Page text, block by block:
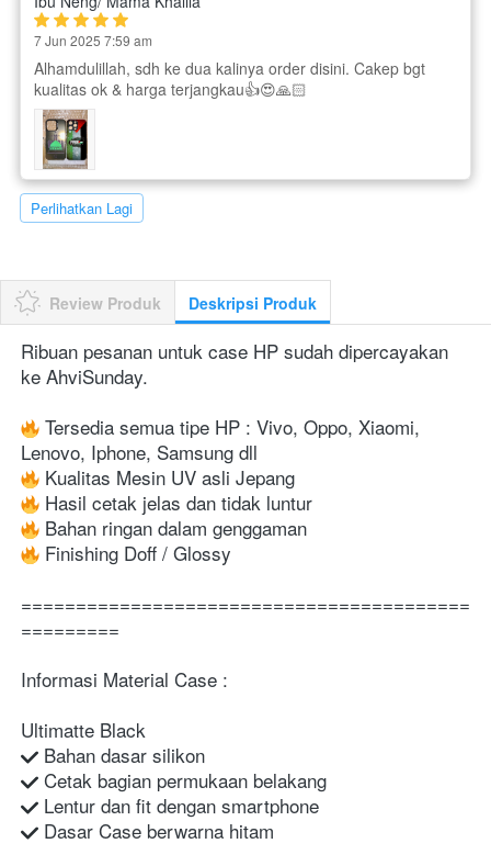
7 Jun 2025 7:59 am
Alhamdulillah, sdh ke dua kalinya order disini. Cakep bgt
kualitas ok & harga terjangkau👍😍🙏🏻
`Perlihatkan Lagi
Review Produk Deskripsi Produk
Ribuan pesanan untuk case HP sudah dipercayakan
ke AhviSunday.
Tersedia semua tipe HP : Vivo, Oppo, Xiaomi,
Lenovo, Iphone, Samsung dll
Kualitas Mesin UV asli Jepang
Hasil cetak jelas dan tidak luntur
Bahan ringan dalam genggaman
Finishing Doff / Glossy
=========================================
=========
Informasi Material Case :
Ultimatte Black
Bahan dasar silikon
Cetak bagian permukaan belakang
Lentur dan fit dengan smartphone
Dasar Case berwarna hitam